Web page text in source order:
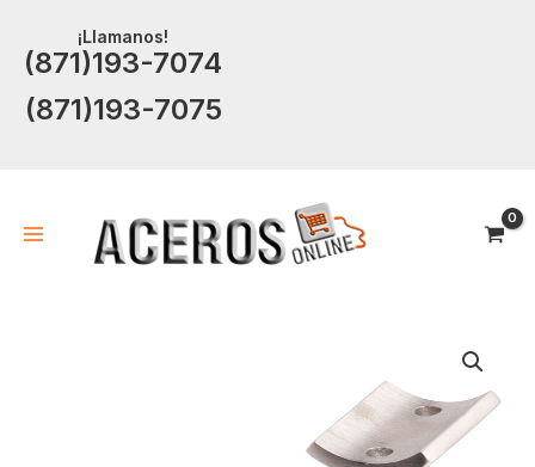
contenido
¡Llamanos!
(871)193-7074
(871)193-7075